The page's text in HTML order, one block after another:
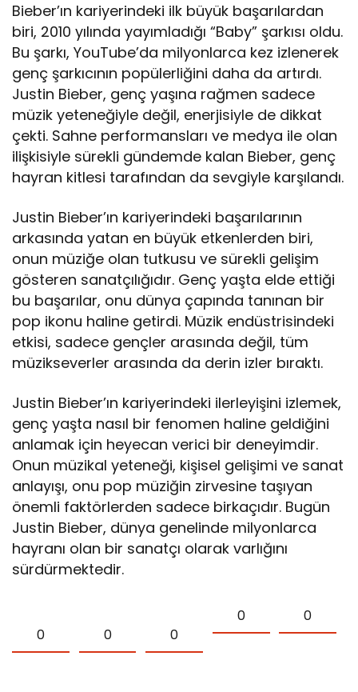
Bieber’ın kariyerindeki ilk büyük başarılardan
biri, 2010 yılında yayımladığı “Baby” şarkısı oldu.
Bu şarkı, YouTube’da milyonlarca kez izlenerek
genç şarkıcının popülerliğini daha da artırdı.
Justin Bieber, genç yaşına rağmen sadece
müzik yeteneğiyle değil, enerjisiyle de dikkat
çekti. Sahne performansları ve medya ile olan
ilişkisiyle sürekli gündemde kalan Bieber, genç
hayran kitlesi tarafından da sevgiyle karşılandı.
Justin Bieber’ın kariyerindeki başarılarının
arkasında yatan en büyük etkenlerden biri,
onun müziğe olan tutkusu ve sürekli gelişim
gösteren sanatçılığıdır. Genç yaşta elde ettiği
bu başarılar, onu dünya çapında tanınan bir
pop ikonu haline getirdi. Müzik endüstrisindeki
etkisi, sadece gençler arasında değil, tüm
müzikseverler arasında da derin izler bıraktı.
Justin Bieber’ın kariyerindeki ilerleyişini izlemek,
genç yaşta nasıl bir fenomen haline geldiğini
anlamak için heyecan verici bir deneyimdir.
Onun müzikal yeteneği, kişisel gelişimi ve sanat
anlayışı, onu pop müziğin zirvesine taşıyan
önemli faktörlerden sadece birkaçıdır. Bugün
Justin Bieber, dünya genelinde milyonlarca
hayranı olan bir sanatçı olarak varlığını
sürdürmektedir.
0 0 0
0 0